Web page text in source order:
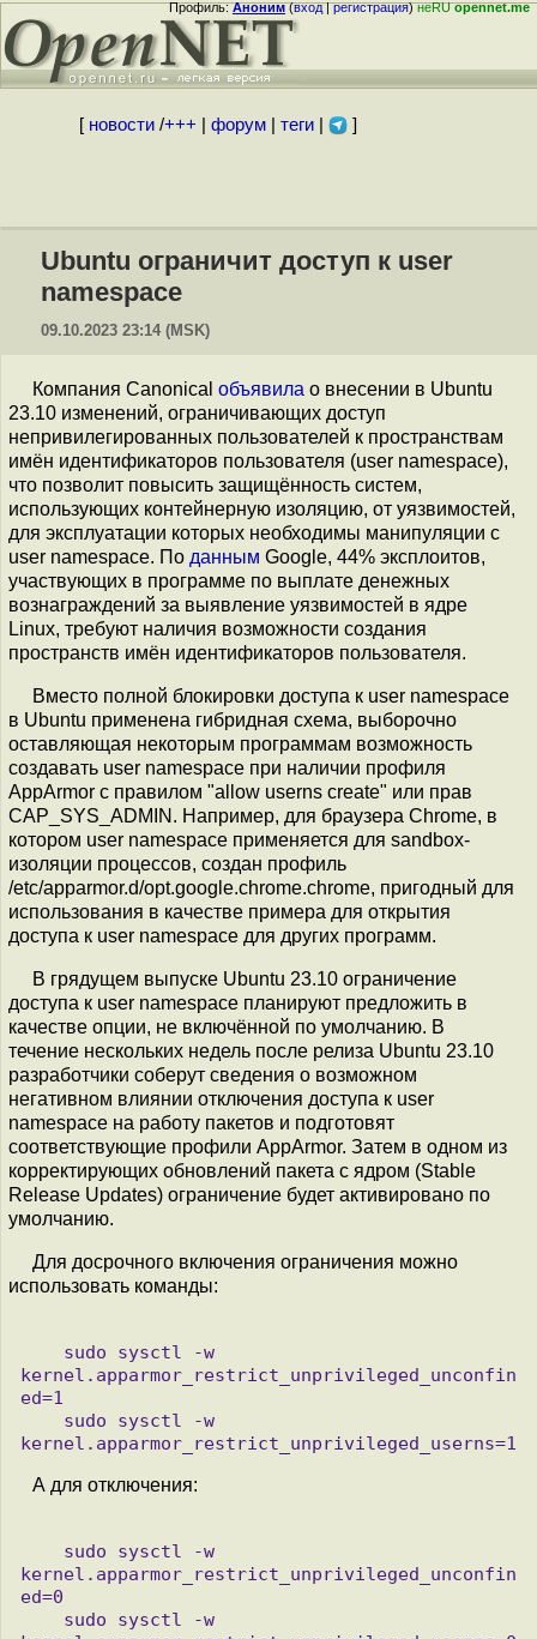
Профиль:Аноним(вход|регистрация)неRUopennet.me
[ новости/+++ форум| теги| ]
Ubuntu ограничит доступ к user
namespace
09.10.2023 23:14 (MSK)
Компания Canonical объявила о внесении в Ubuntu
23.10 изменений, ограничивающих доступ
непривилегированных пользователей к пространствам
имён идентификаторов пользователя (user namespace),
что позволит повысить защищённость систем,
использующих контейнерную изоляцию, от уязвимостей,
для эксплуатации которых необходимы манипуляции с
user namespace. По данным Google, 44% эксплоитов,
участвующих в программе по выплате денежных
вознаграждений за выявление уязвимостей в ядре
Linux, требуют наличия возможности создания
пространств имён идентификаторов пользователя.
Вместо полной блокировки доступа к user namespace
в Ubuntu применена гибридная схема, выборочно
оставляющая некоторым программам возможность
создавать user namespace при наличии профиля
AppArmor с правилом "allow userns create" или прав
CAP_SYS_ADMIN. Например, для браузера Chrome, в
котором user namespace применяется для sandbox-
изоляции процессов, создан профиль
/etc/apparmor.d/opt.google.chrome.chrome, пригодный для
использования в качестве примера для открытия
доступа к user namespace для других программ.
В грядущем выпуске Ubuntu 23.10 ограничение
доступа к user namespace планируют предложить в
качестве опции, не включённой по умолчанию. В
течение нескольких недель после релиза Ubuntu 23.10
разработчики соберут сведения о возможном
негативном влиянии отключения доступа к user
namespace на работу пакетов и подготовят
соответствующие профили AppArmor. Затем в одном из
корректирующих обновлений пакета с ядром (Stable
Release Updates) ограничение будет активировано по
умолчанию.
Для досрочного включения ограничения можно
использовать команды:
kernel.apparmor_restrict_unprivileged_unconfin
ed=1
А для отключения:
kernel.apparmor_restrict_unprivileged_unconfin
ed=0